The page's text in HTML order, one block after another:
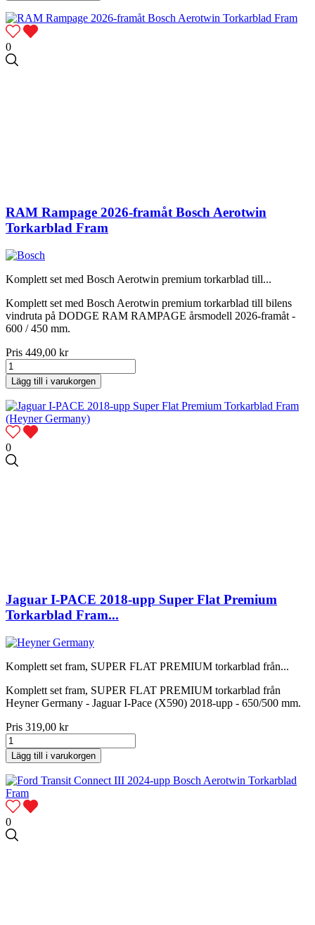
0
RAM Rampage 2026-framåt Bosch Aerotwin
Torkarblad Fram
Komplett set med Bosch Aerotwin premium torkarblad till...
Komplett set med Bosch Aerotwin premium torkarblad till bilens
vindruta på DODGE RAM RAMPAGE årsmodell 2026-framåt -
600 / 450 mm.
Pris 449,00 kr
Lägg till i varukorgen
0
Jaguar I-PACE 2018-upp Super Flat Premium
Torkarblad Fram...
Komplett set fram, SUPER FLAT PREMIUM torkarblad från...
Komplett set fram, SUPER FLAT PREMIUM torkarblad från
Heyner Germany - Jaguar I-Pace (X590) 2018-upp - 650/500 mm.
Pris 319,00 kr
Lägg till i varukorgen
0